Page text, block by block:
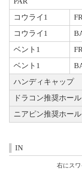
コウライ1
コウライ1
ベント1
ベント1
ハンディキャップ
ドラコン推奨ホール
ニアピン推奨ホール
IN
右にス